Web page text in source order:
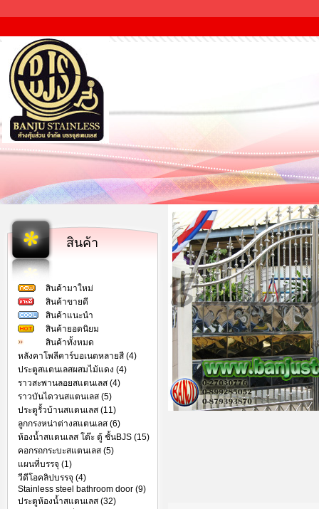
สินค้า
สินค้ามาใหม่
สินค้าขายดี
สินค้าแนะนำ
สินค้ายอดนิยม
สินค้าทั้งหมด
หลังคาโพลีคาร์บอเนตหลายสี (4)
ประตูสแตนเลสผสมไม้แดง (4)
ราวสะพานลอยสแตนเลส (4)
ราวบันไดวนสแตนเลส (5)
ประตูรั้วบ้านสแตนเลส (11)
ลูกกรงหน่าต่างสแตนเลส (6)
ห้องน้ำสแตนเลส โต๊ะ ตู้ ชั้นBJS (15)
คอกรถกระบะสแตนเลส (5)
แผนที่บรรจุ (1)
วีดีโอคลิปบรรจุ (4)
Stainless steel bathroom door (9)
ประตูห้องน้ำสแตนเลส (32)